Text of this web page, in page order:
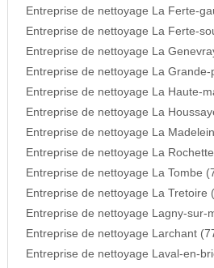
Entreprise de nettoyage La Ferte-
Entreprise de nettoyage La Ferte-
Entreprise de nettoyage La
Entreprise de nettoyage La
Entreprise de nettoyage La Haute-
Entreprise de nettoyage La
Entreprise de nettoyage La
Entreprise de nettoyage La
Entreprise de nettoyage La Tombe
Entreprise de nettoyage La Tretoire
Entreprise de nettoyage Lagny-sur-
Entreprise de nettoyage Larchant
Entreprise de nettoyage Laval-en-